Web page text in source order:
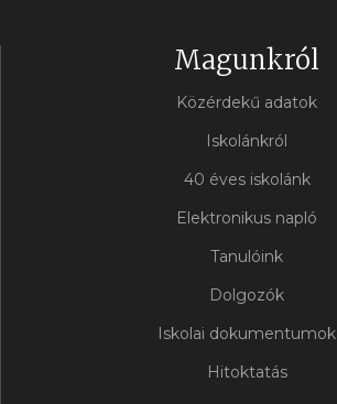
Magunkról
Közérdekű adatok
Iskolánkról
40 éves iskolánk
Elektronikus napló
Tanulóink
Dolgozók
Iskolai dokumentumok
Hitoktatás